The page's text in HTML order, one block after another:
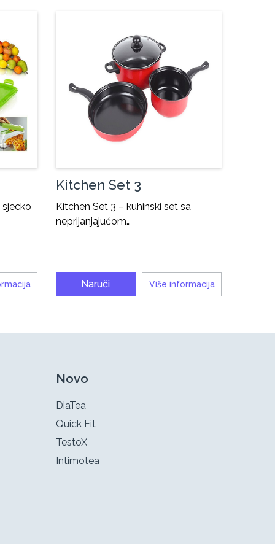
Kitchen Set 3
Kitchen Set 3 – kuhinski set sa
neprijanjajućom…
Naruči Više informacija
Novo
DiaTea
Quick Fit
TestoX
Intimotea